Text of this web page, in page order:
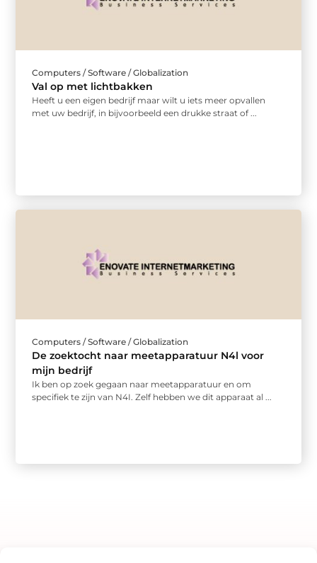
Computers / Software / Globalization
Val op met lichtbakken
Heeft u een eigen bedrijf maar wilt u iets meer opvallen
met uw bedrijf, in bijvoorbeeld een drukke straat of ...
Computers / Software / Globalization
De zoektocht naar meetapparatuur N4l voor
mijn bedrijf
Ik ben op zoek gegaan naar meetapparatuur en om
specifiek te zijn van N4I. Zelf hebben we dit apparaat al ...